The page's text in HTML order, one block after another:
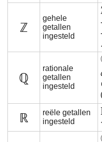
ℤ
gehele
getallen
ingesteld
ℚ
rationale
getallen
ingesteld
ℝ
reële getallen
ingesteld